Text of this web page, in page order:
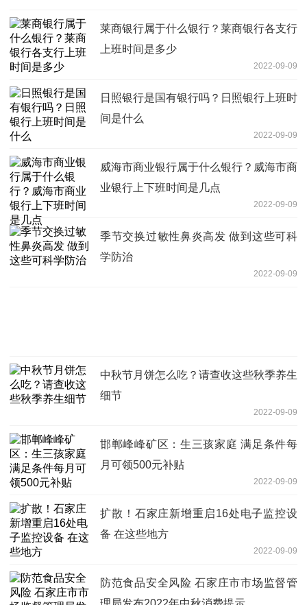
莱商银行属于什么银行？莱商银行各支行
上班时间是多少
2022-09-09
日照银行是国有银行吗？日照银行上班时
间是什么
2022-09-09
威海市商业银行属于什么银行？威海市商
业银行上下班时间是几点
2022-09-09
季节交换过敏性鼻炎高发 做到这些可科
学防治
2022-09-09
中秋节月饼怎么吃？请查收这些秋季养生
细节
2022-09-09
邯郸峰峰矿区：生三孩家庭 满足条件每
月可领500元补贴
2022-09-09
扩散！石家庄新增重启16处电子监控设
备 在这些地方
2022-09-09
防范食品安全风险 石家庄市市场监督管